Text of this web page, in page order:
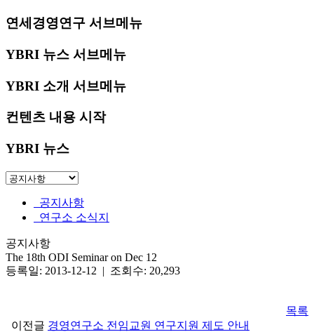
연세경영연구 서브메뉴
YBRI 뉴스 서브메뉴
YBRI 소개 서브메뉴
컨텐츠 내용 시작
YBRI 뉴스
공지사항
연구소 소식지
공지사항
The 18th ODI Seminar on Dec 12
등록일: 2013-12-12 | 조회수: 20,293
목록
이전글 경영연구소 전임교원 연구지원 제도 안내